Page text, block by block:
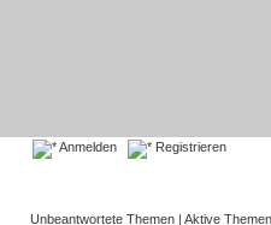
Anmelden Registrieren
Unbeantwortete Themen | Aktive Themen